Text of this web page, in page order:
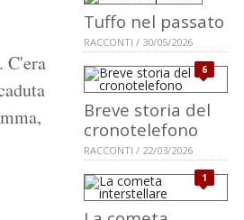
C'era
Tuffo nel passato
RACCONTI / 30/05/2026
6
Breve storia del
cronotelefono
RACCONTI / 22/03/2026
1